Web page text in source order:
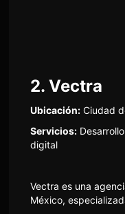
2. Vectra
Ubicación:Ciudad
Servicios:
digital
Vectra es una
México,